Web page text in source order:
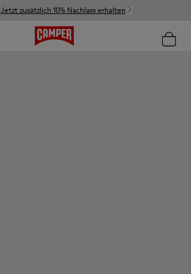
Jetzt zusätzlich 10% Nachlass erhalten